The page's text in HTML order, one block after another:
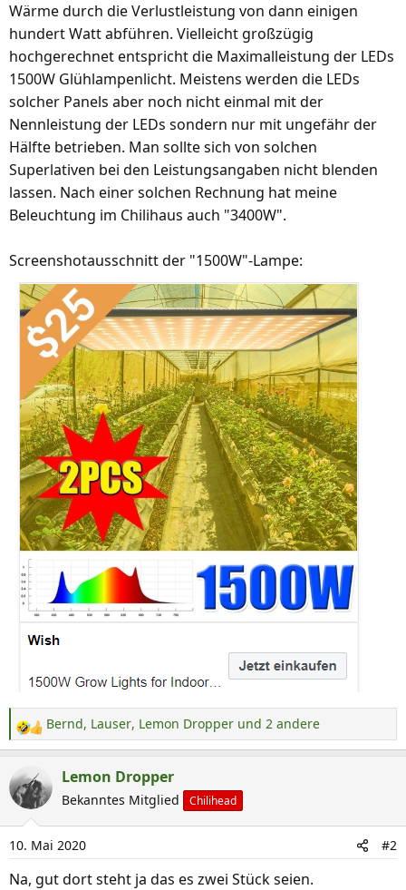
Wärme durch die Verlustleistung von dann einigen
hundert Watt abführen. Vielleicht großzügig
hochgerechnet entspricht die Maximalleistung der LEDs
1500W Glühlampenlicht. Meistens werden die LEDs
solcher Panels aber noch nicht einmal mit der
Nennleistung der LEDs sondern nur mit ungefähr der
Hälfte betrieben. Man sollte sich von solchen
Superlativen bei den Leistungsangaben nicht blenden
lassen. Nach einer solchen Rechnung hat meine
Beleuchtung im Chilihaus auch "3400W".
Screenshotausschnitt der "1500W"-Lampe:
R
e
a
k
t
i
o
n
Bernd, Lauser, Lemon Dropper und 2 andere
Lemon Dropper
Bekanntes Mitglied Chilihead
10. Mai 2020 #2
Na, gut dort steht ja das es zwei Stück seien.